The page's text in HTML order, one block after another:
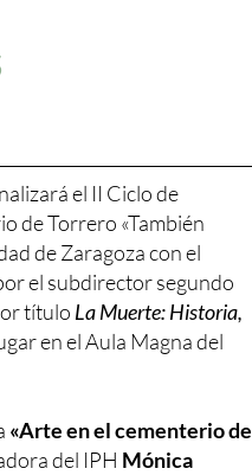
el II Ciclo de
de Torrero «También
de Zaragoza con el
el subdirector segundo
título La Muerte: Historia,
en el Aula Magna del
«Arte en el cementerio de
del IPH Mónica